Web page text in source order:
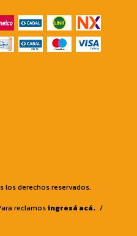
los derechos reservados.
reclamosingresá acá. /